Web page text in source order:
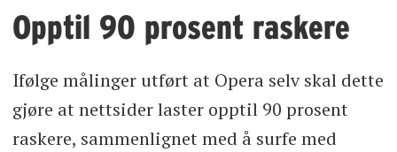
Opptil 90 prosent raskere
Ifølge målinger utført at Opera selv skal dette
gjøre at nettsider laster opptil 90 prosent
raskere, sammenlignet med å surfe med